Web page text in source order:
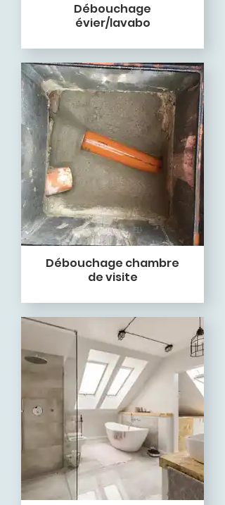
Débouchage
évier/lavabo
Débouchage chambre
de visite